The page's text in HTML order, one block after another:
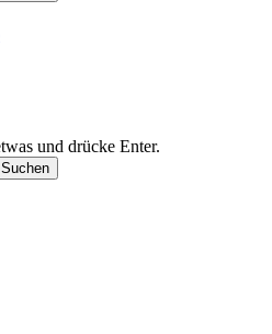
und drücke Enter.